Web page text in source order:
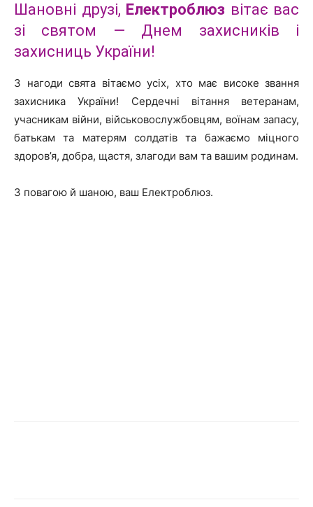
Шановні друзі, Електроблюз вітає вас
зі святом — Днем захисників і
захисниць України!
З нагоди свята вітаємо усіх, хто має високе звання
захисника України! Сердечні вітання ветеранам,
учасникам війни, військовослужбовцям, воїнам запасу,
батькам та матерям солдатів та бажаємо міцного
здоров’я, добра, щастя, злагоди вам та вашим родинам.
З повагою й шаною, ваш Електроблюз.